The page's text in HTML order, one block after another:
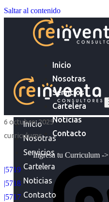
Saltar al contenido
Inicio
Nosotras
Servicios
Cartelera
Noticias
Contacto
Ingresa tu Curriculum ->
Inicio
Nosotras
Servicios
Cartelera
Noticias
Contacto
6 octubre, 2025
curriculums
|5719
|5718
|5717